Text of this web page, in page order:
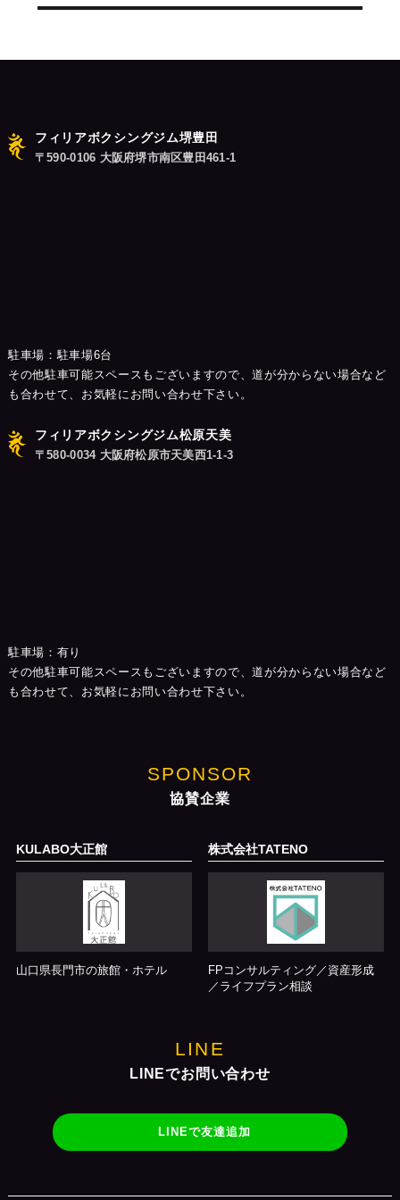
フィリアボクシングジム堺豊田
〒590-0106 大阪府堺市南区豊田461-1
駐車場：駐車場6台
その他駐車可能スペースもございますので、道が分からない場合など
も合わせて、お気軽にお問い合わせ下さい。
フィリアボクシングジム松原天美
〒580-0034 大阪府松原市天美西1-1-3
駐車場：有り
その他駐車可能スペースもございますので、道が分からない場合など
も合わせて、お気軽にお問い合わせ下さい。
SPONSOR
協賛企業
KULABO大正館
山口県長門市の旅館・ホテル
株式会社TATENO
FPコンサルティング／資産形成
／ライフプラン相談
LINE
LINEでお問い合わせ
LINEで友達追加